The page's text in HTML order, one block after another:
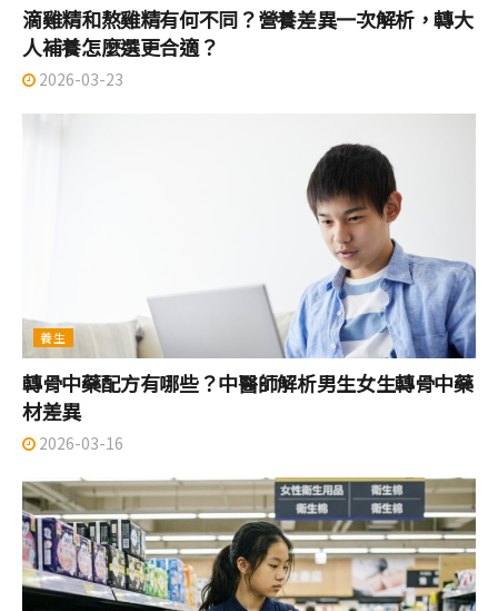
滴雞精和熬雞精有何不同？營養差異一次解析，轉大
人補養怎麼選更合適？
2026-03-23
養生
轉骨中藥配方有哪些？中醫師解析男生女生轉骨中藥
材差異
2026-03-16